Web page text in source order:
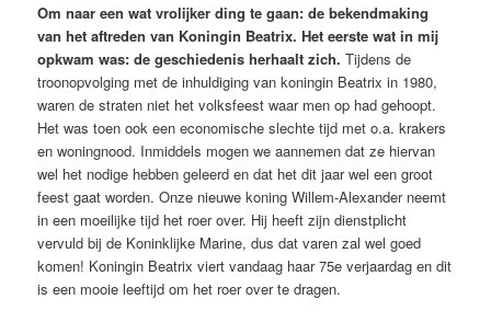
Om naar een wat vrolijker ding te gaan: de bekendmaking
van het aftreden van Koningin Beatrix. Het eerste wat in mij
opkwam was: de geschiedenis herhaalt zich.Tijdens de
troonopvolging met de inhuldiging van koningin Beatrix in 1980,
waren de straten niet het volksfeest waar men op had gehoopt.
Het was toen ook een economische slechte tijd met o.a. krakers
en woningnood. Inmiddels mogen we aannemen dat ze hiervan
wel het nodige hebben geleerd en dat het dit jaar wel een groot
feest gaat worden. Onze nieuwe koning Willem-Alexander neemt
in een moeilijke tijd het roer over. Hij heeft zijn dienstplicht
vervuld bij de Koninklijke Marine, dus dat varen zal wel goed
komen! Koningin Beatrix viert vandaag haar 75e verjaardag en dit
is een mooie leeftijd om het roer over te dragen.